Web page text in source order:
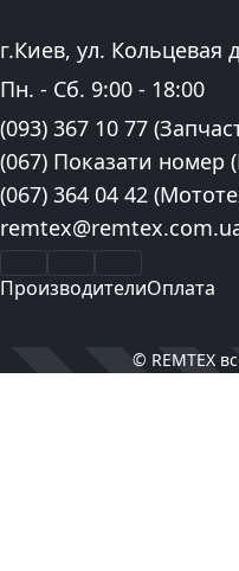
Адрес:
г.Киев, ул. Кольцевая
График работы:
Пн. - Сб. 9:00 - 18:00
Контактные номера
(093) 367 10 77
(067) Показати номер
(067) 364 04 42
Электронная почта:
ПроизводителиОплата
© REMTEX